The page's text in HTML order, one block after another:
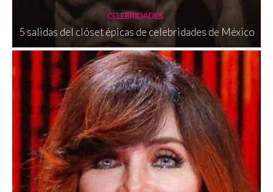
CELEBRIDADES
5 salidas del clóset épicas de celebridades de México